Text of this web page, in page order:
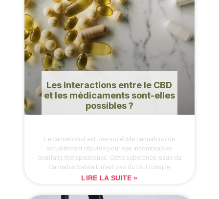
Les interactions entre le CBD
et les médicaments sont-elles
possibles ?
Le cannabidiol est une molécule cannabinoïde
actuellement réputée pour ses innombrables
bienfaits thérapeutiques. Cette substance issue du
Cannabis Sativa L n’est pas du tout toxique
LIRE LA SUITE »